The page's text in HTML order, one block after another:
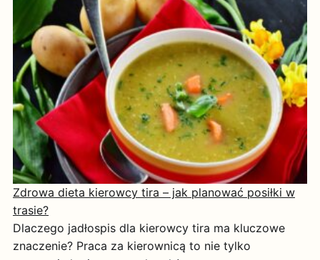
Zdrowa dieta kierowcy tira – jak planować posiłki w
trasie?
Dlaczego jadłospis dla kierowcy tira ma kluczowe
znaczenie? Praca za kierownicą to nie tylko